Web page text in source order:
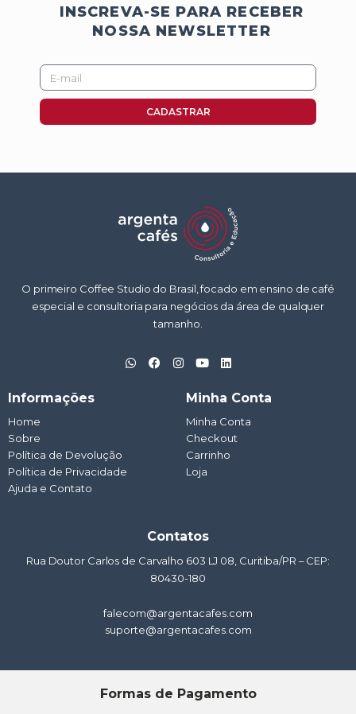
INSCREVA-SE PARA RECEBER
NOSSA NEWSLETTER
E-
mail
CADASTRAR
O primeiro Coffee Studio do Brasil, focado em ensino de café
especial e consultoria para negócios da área de qualquer
tamanho.
W
h
F
a
I
n
m
Y
o
t
u
b
e
L
i
k
e
d
i
n
Informações
Home
Sobre
Política de Devolução
Política de Privacidade
Ajuda e Contato
Minha Conta
Minha Conta
Checkout
Carrinho
Loja
Contatos
Rua Doutor Carlos de Carvalho 603 LJ 08, Curitiba/PR – CEP:
80430-180
falecom@argentacafes.com
suporte@argentacafes.com
Formas de Pagamento